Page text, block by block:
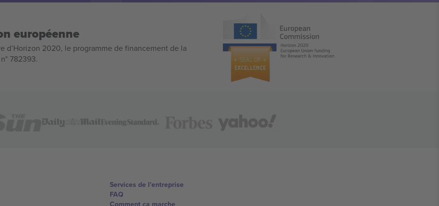
européenne
d’Horizon 2020, le programme de financement de la
782393.
Services de l'entreprise
FAQ
Comment ça marche